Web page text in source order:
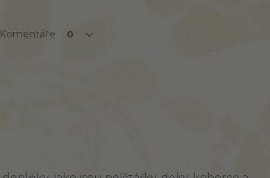
Komentáře 0